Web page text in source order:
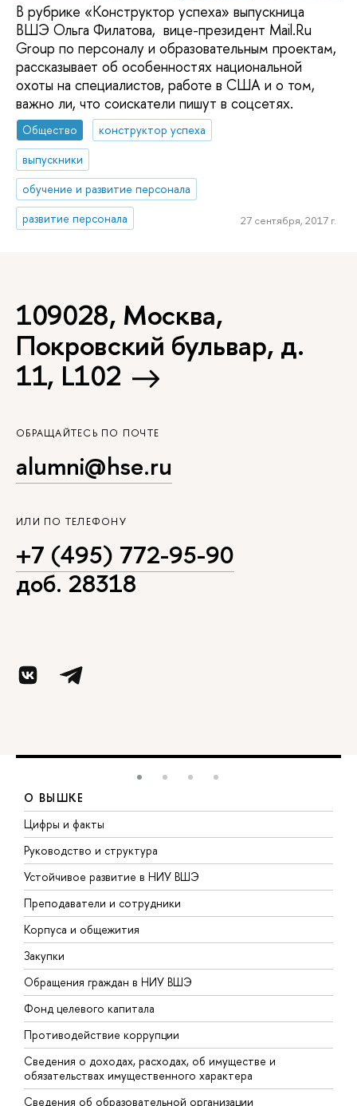
В рубрике «Конструктор успеха» выпускница
ВШЭ Ольга Филатова, вице-президент Mail.Ru
Group по персоналу и образовательным проектам,
рассказывает об особенностях национальной
охоты на специалистов, работе в США и о том,
важно ли, что соискатели пишут в соцсетях.
Общество
конструктор успеха
выпускники
обучение и развитие персонала
развитие персонала
27 сентября, 2017 г.
109028, Москва,
Покровский бульвар, д.
11, L102
ОБРАЩАЙТЕСЬ ПО ПОЧТЕ
alumni@hse.ru
ИЛИ ПО ТЕЛЕФОНУ
+7 (495) 772-95-90
доб. 28318
О ВЫШКЕ
Цифры и факты
Руководство и структура
Устойчивое развитие в НИУ ВШЭ
Преподаватели и сотрудники
Корпуса и общежития
Закупки
Обращения граждан в НИУ ВШЭ
Фонд целевого капитала
Противодействие коррупции
Сведения о доходах, расходах, об имуществе и
обязательствах имущественного характера
Сведения об образовательной организации